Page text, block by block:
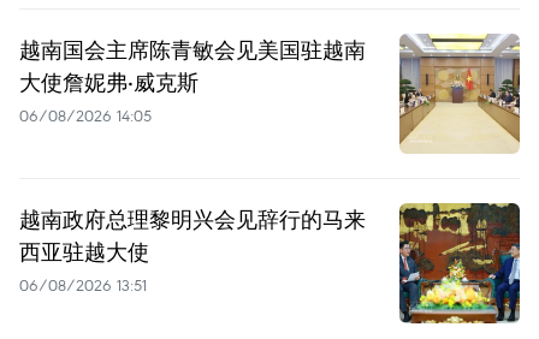
越南国会主席陈青敏会见美国驻越南
大使詹妮弗·威克斯
06/08/2026 14:05
越南政府总理黎明兴会见辞行的马来
西亚驻越大使
06/08/2026 13:51